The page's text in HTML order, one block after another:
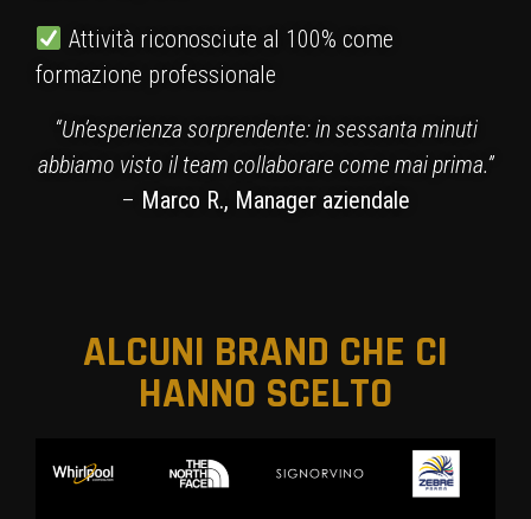
Attività riconosciute al 100% come
formazione professionale
“Un’esperienza sorprendente: in sessanta minuti
abbiamo visto il team collaborare come mai prima.”
– Marco R., Manager aziendale
ALCUNI BRAND CHE CI
HANNO SCELTO